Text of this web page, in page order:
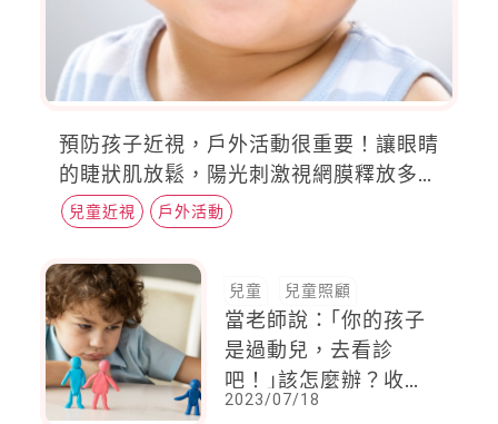
預防孩子近視，戶外活動很重要！讓眼睛
的睫狀肌放鬆，陽光刺激視網膜釋放多巴
胺，抑制眼球軸長增長
兒童近視 戶外活動
兒童 兒童照顧
當老師說：｢你的孩子
是過動兒，去看診
吧！｣該怎麼辦？收起
情緒不要焦慮 ，5步驟
2023/07/18